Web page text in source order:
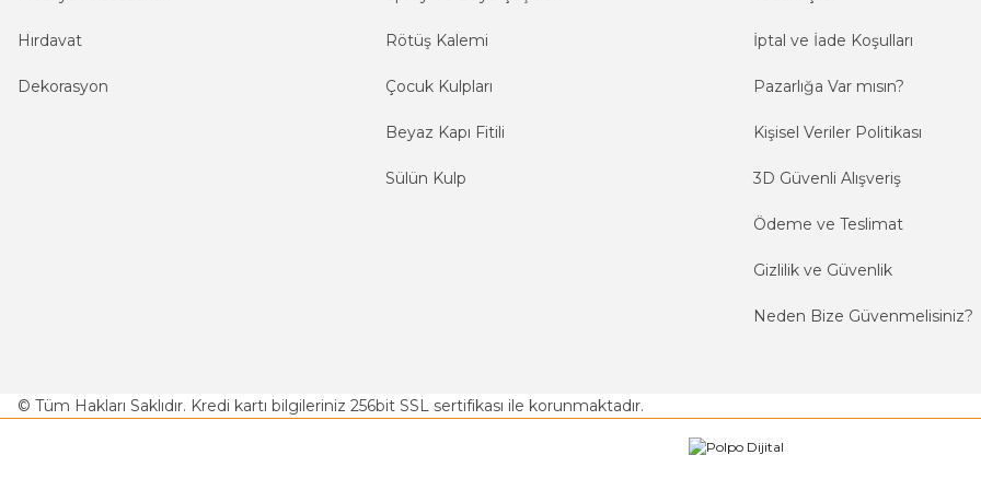
Hırdavat
Dekorasyon
Rötüş Kalemi
Çocuk Kulpları
Beyaz Kapı Fitili
Sülün Kulp
İptal ve İade Koşulları
Pazarlığa Var mısın?
Kişisel Veriler Politikası
3D Güvenli Alışveriş
Ödeme ve Teslimat
Gizlilik ve Güvenlik
Neden Bize Güvenmelisiniz?
© Tüm Hakları Saklıdır. Kredi kartı bilgileriniz 256bit SSL sertifikası ile korunmaktadır.